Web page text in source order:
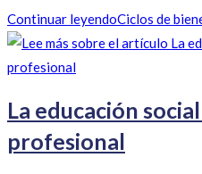
Continuar leyendoCiclos de
La educación
profesional